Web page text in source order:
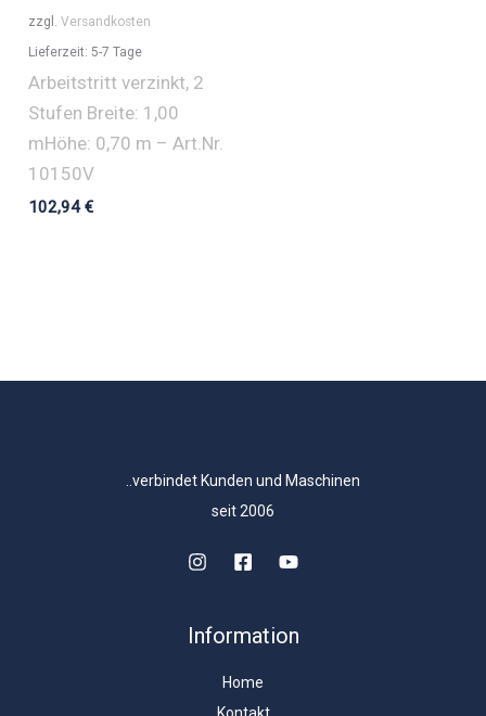
zzgl.Versandkosten
Lieferzeit: 5-7 Tage
Arbeitstritt verzinkt, 2
Stufen Breite: 1,00
mHöhe: 0,70 m – Art.Nr.
10150V
102,94€
..verbindet Kunden und Maschinen
seit 2006
Information
Home